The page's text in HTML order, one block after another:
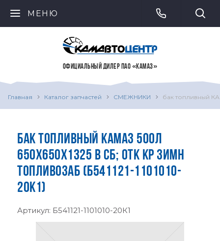
МЕНЮ
ОФИЦИАЛЬНЫЙ ДИЛЕР ПАО «КАМАЗ»
Главная Каталог запчастей СМЕЖНИКИ бак топливный
БАК ТОПЛИВНЫЙ КАМАЗ 500Л
650Х650Х1325 В СБ; ОТК КР ЗИМН
ТОПЛИВОЗАБ (Б541121-1101010-
20К1)
Артикул: Б541121-1101010-20К1